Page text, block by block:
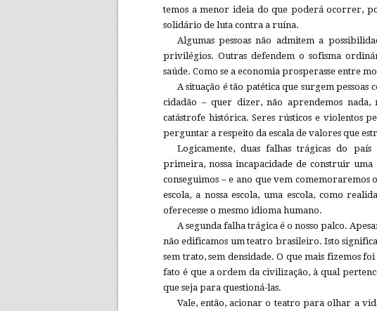
temos a menor ideia do que poderá ocorrer,
solidário de luta contra a ruína.
Algumas pessoas não admitem a
privilégios. Outras defendem o sofisma
saúde. Como se a economia prosperasse entre
A situação é tão patética que surgem
cidadão – quer dizer, não aprendemos nada,
catástrofe histórica. Seres rústicos e violentos
perguntar a respeito da escala de valores que
Logicamente, duas falhas trágicas do
primeira, nossa incapacidade de construir
conseguimos – e ano que vem
escola, a nossa escola, uma escola, como
oferecesse o mesmo idioma humano.
A segunda falha trágica é o nosso palco.
não edificamos um teatro brasileiro. Isto
sem trato, sem densidade. O que mais fizemos
fato é que a ordem da civilização, à qual
que seja para questioná-las.
Vale, então, acionar o teatro para olhar a